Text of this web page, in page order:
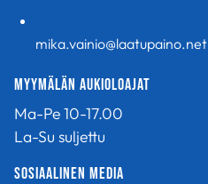
mika.vainio@laatupaino.net
Myymälän aukioloajat
Ma-Pe 10-17.00
La-Su suljettu
sosiaalinen media